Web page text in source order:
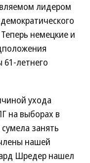
лидером
немецкие и
летнего
ухода
на выборах в
занять
нашей
Шредер нашел